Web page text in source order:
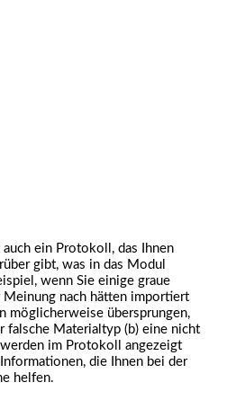
ein Protokoll, das Ihnen
gibt, was in das Modul
wenn Sie einige graue
Meinung nach hätten importiert
möglicherweise übersprungen,
falsche Materialtyp (b) eine nicht
im Protokoll angezeigt
die Ihnen bei der
helfen.